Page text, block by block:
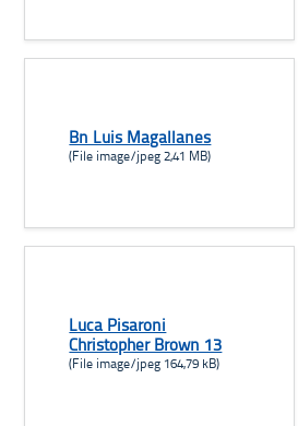
Bn Luis Magallanes
(File image/jpeg 2,41 MB)
Luca Pisaroni
Christopher Brown 13
(File image/jpeg 164,79 kB)